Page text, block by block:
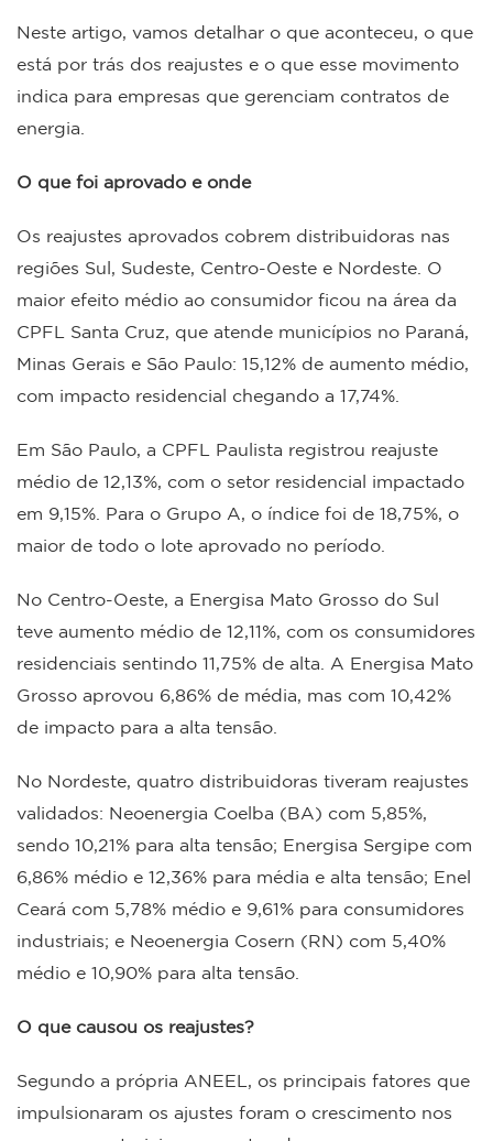
Neste artigo, vamos detalhar o que aconteceu, o que
está por trás dos reajustes e o que esse movimento
indica para empresas que gerenciam contratos de
energia.
O que foi aprovado e onde
Os reajustes aprovados cobrem distribuidoras nas
regiões Sul, Sudeste, Centro-Oeste e Nordeste. O
maior efeito médio ao consumidor ficou na área da
CPFL Santa Cruz, que atende municípios no Paraná,
Minas Gerais e São Paulo: 15,12% de aumento médio,
com impacto residencial chegando a 17,74%.
Em São Paulo, a CPFL Paulista registrou reajuste
médio de 12,13%, com o setor residencial impactado
em 9,15%. Para o Grupo A, o índice foi de 18,75%, o
maior de todo o lote aprovado no período.
No Centro-Oeste, a Energisa Mato Grosso do Sul
teve aumento médio de 12,11%, com os consumidores
residenciais sentindo 11,75% de alta. A Energisa Mato
Grosso aprovou 6,86% de média, mas com 10,42%
de impacto para a alta tensão.
No Nordeste, quatro distribuidoras tiveram reajustes
validados: Neoenergia Coelba (BA) com 5,85%,
sendo 10,21% para alta tensão; Energisa Sergipe com
6,86% médio e 12,36% para média e alta tensão; Enel
Ceará com 5,78% médio e 9,61% para consumidores
industriais; e Neoenergia Cosern (RN) com 5,40%
médio e 10,90% para alta tensão.
O que causou os reajustes?
Segundo a própria ANEEL, os principais fatores que
impulsionaram os ajustes foram o crescimento nos